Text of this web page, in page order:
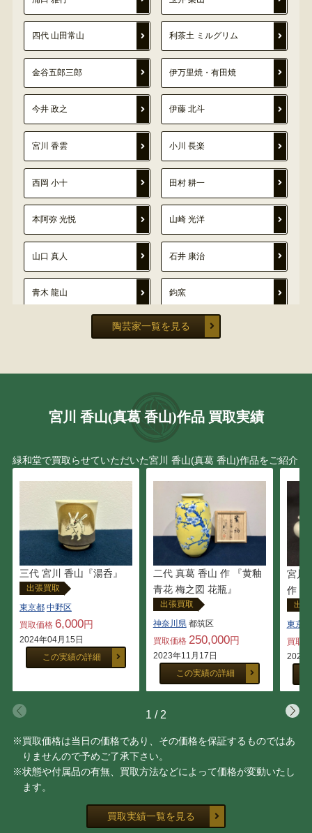
四代 山田常山 利茶土 ミルグリム
金谷五郎三郎 伊万里焼・有田焼
今井 政之 伊藤 北斗
宮川 香雲 小川 長楽
西岡 小十 田村 耕一
本阿弥 光悦 山崎 光洋
山口 真人 石井 康治
青木 龍山 鈞窯
原 清
宇野 宗甕 三代 山田 常山
加藤 卓男 藤田 潤
中里 茂右ヱ門 原 清
辻 常陸 久世久宝
鹿児島 寿蔵 中村 元風
諏訪 蘇山 吉田 美統
前田 昭博
尾形 乾山
陶芸家一覧を見る
宮川 香山(真葛 香山)作品 買取実績
緑和堂で買取らせていただいた宮川 香山(真葛 香山)作品をご紹介
三代 宮川 香山『湯呑』
出張買取
東京都 中野区
買取価格 6,000円
2024年04月15日
この実績の詳細
二代 真葛 香山 作 『黄釉
青花 梅之図 花瓶』
出張買取
神奈川県都筑区
買取価格 250,000円
2023年11月17日
この実績の詳細
宮川
作『
出
東京都
買取
2022
1 / 2
※買取価格は当日の価格であり、その価格を保証するものではあ
りませんので予めご了承下さい。
※状態や付属品の有無、買取方法などによって価格が変動いたし
ます。
買取実績一覧を見る